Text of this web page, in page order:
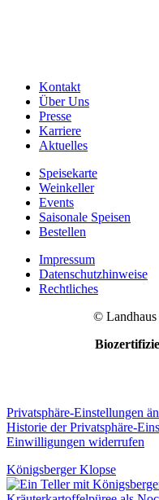
Kontakt
Über Uns
Presse
Karriere
Aktuelles
Speisekarte
Weinkeller
Events
Saisonale Speisen
Bestellen
Impressum
Datenschutzhinweise
Rechtliches
© Landhaus
Privatsphäre-Einstellungen
Historie der Privatsphäre-
Einwilligungen widerrufen
Königsberger Klopse